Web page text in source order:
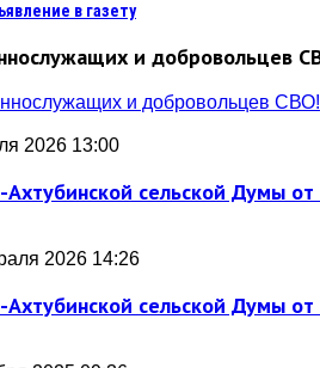
в газету
и добровольцев
2026 13:00
сельской Думы
2026 14:26
сельской Думы